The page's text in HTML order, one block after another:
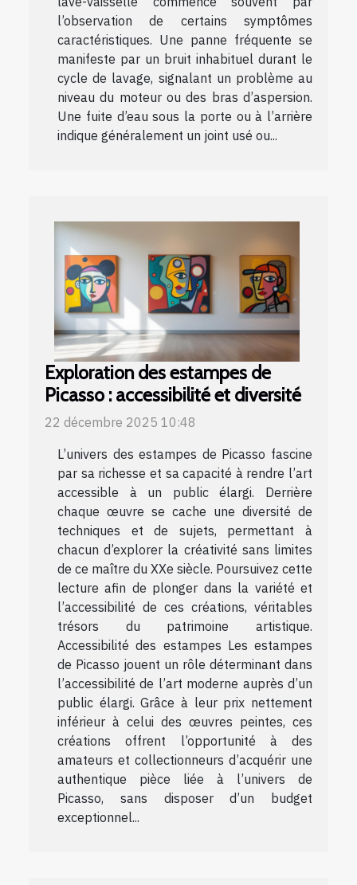
l’observation de certains symptômes
caractéristiques. Une panne fréquente se
manifeste par un bruit inhabituel durant le
cycle de lavage, signalant un problème au
niveau du moteur ou des bras d’aspersion.
Une fuite d’eau sous la porte ou à l’arrière
indique généralement un joint usé ou...
Exploration des estampes de
Picasso : accessibilité et diversité
22 décembre 2025 10:48
L’univers des estampes de Picasso fascine
par sa richesse et sa capacité à rendre l’art
accessible à un public élargi. Derrière
chaque œuvre se cache une diversité de
techniques et de sujets, permettant à
chacun d’explorer la créativité sans limites
de ce maître du XXe siècle. Poursuivez cette
lecture afin de plonger dans la variété et
l’accessibilité de ces créations, véritables
trésors du patrimoine artistique.
Accessibilité des estampes Les estampes
de Picasso jouent un rôle déterminant dans
l’accessibilité de l’art moderne auprès d’un
public élargi. Grâce à leur prix nettement
inférieur à celui des œuvres peintes, ces
créations offrent l’opportunité à des
amateurs et collectionneurs d’acquérir une
authentique pièce liée à l’univers de
Picasso, sans disposer d’un budget
exceptionnel...